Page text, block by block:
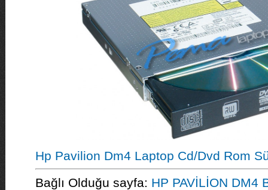
Hp Pavilion Dm4 Laptop Cd/Dvd Rom
Bağlı Olduğu sayfa: HP PAVİLİON DM4